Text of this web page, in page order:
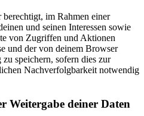
im Rahmen einer
und seinen Interessen sowie
von Zugriffen und Aktionen
und der von deinem Browser
speichern, sofern dies zur
Nachverfolgbarkeit notwendig
Weitergabe deiner Daten